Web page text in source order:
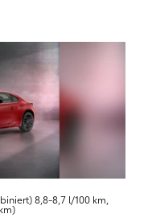
8,8-8,7 l/100 km,